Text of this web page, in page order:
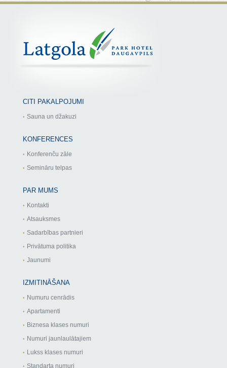
CITI PAKALPOJUMI
Sauna un džakuzi
KONFERENCES
Konferenču zāle
Semināru telpas
PAR MUMS
Kontakti
Atsauksmes
Sadarbības partnieri
Privātuma politika
Jaunumi
IZMITINĀŠANA
Numuru cenrādis
Apartamenti
Biznesa klases numuri
Numuri jaunlaulātajiem
Lukss klases numuri
Standarta numuri